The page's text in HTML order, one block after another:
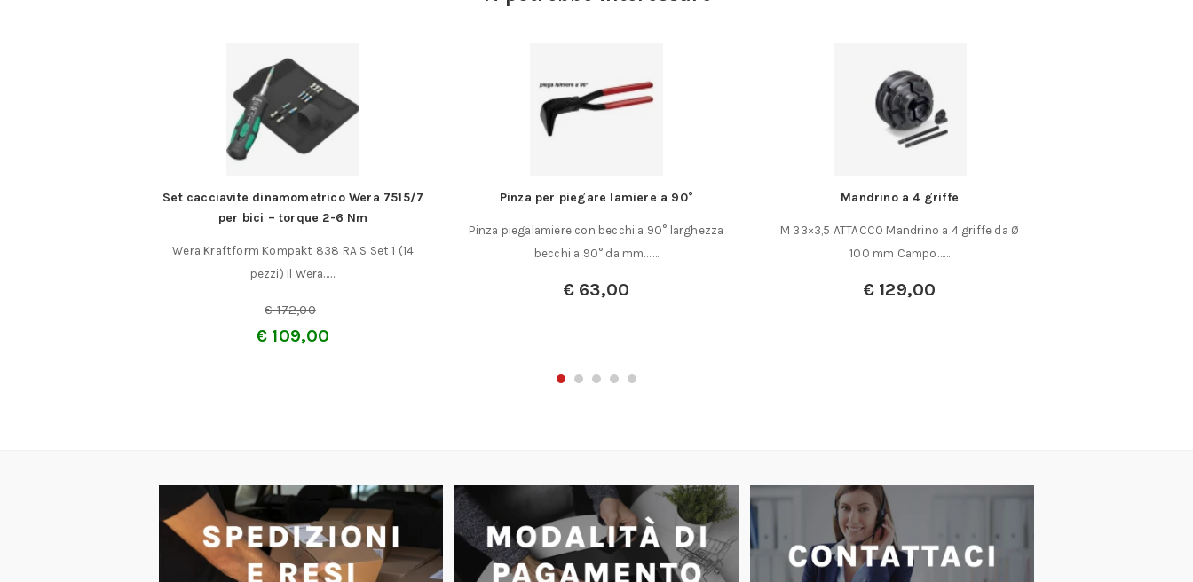
Set cacciavite dinamometrico Wera 7515/7
per bici – torque 2-6 Nm
Wera Kraftform Kompakt 838 RA S Set 1 (14
pezzi) Il Wera……
€172,00
€ 109,00
Pinza per piegare lamiere a 90°
Pinza piegalamiere con becchi a 90° larghezza
becchi a 90° da mm.……
€63,00
Mandrino a 4 griffe
M 33×3,5 ATTACCO Mandrino a 4 griffe da Ø
100 mm Campo……
€ 129,00